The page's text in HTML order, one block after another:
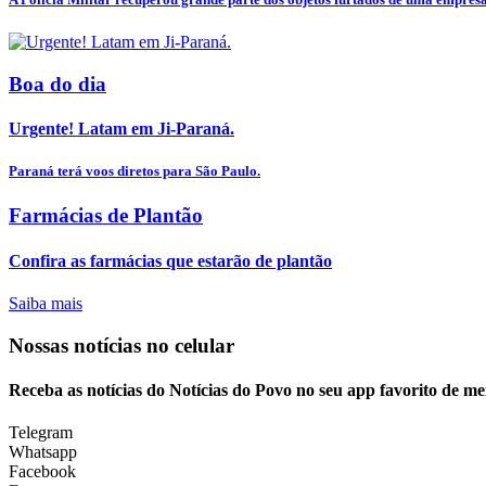
Boa do dia
Urgente! Latam em Ji-Paraná.
Paraná terá voos diretos para São Paulo.
Farmácias de Plantão
Confira as farmácias que estarão de plantão
Saiba mais
Nossas notícias no celular
Receba as notícias do Notícias do Povo no seu app favorito de
Telegram
Whatsapp
Facebook